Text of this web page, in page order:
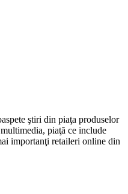
ştiri din piaţa produselor
piaţă ce include
importanţi retaileri online din